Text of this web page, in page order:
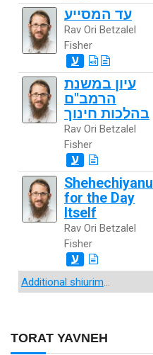
TORAT YAVNEH
עד המסייע
Rav Ori Betzalel
Fisher
ע
עיון במשנת
הרמב"ם
בהלכות חינוך
Rav Ori Betzalel
Fisher
ע
Shehechiyanu
for the Day
Itself
Rav Ori Betzalel
Fisher
ע
Additional shiurim...